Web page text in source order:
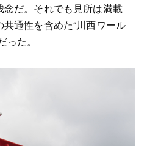
だ。それでも見所は満載
通性を含めた“川西ワール
た。